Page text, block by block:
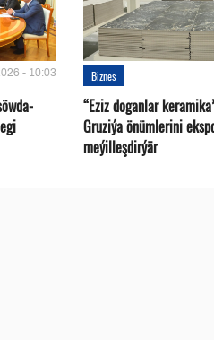
- 10:03 Biznes
“Eziz doganlar
Gruziýa önümlerini
meýilleşdirýär